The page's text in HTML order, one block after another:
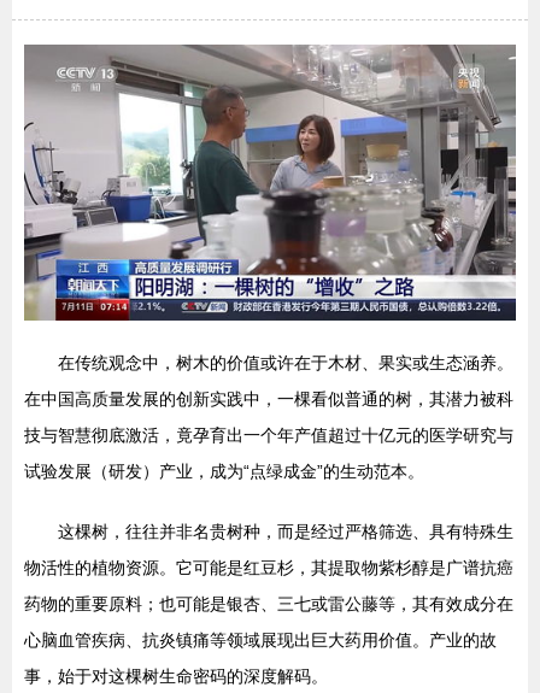
在传统观念中，树木的价值或许在于木材、果实或生态涵养。
在中国高质量发展的创新实践中，一棵看似普通的树，其潜力被科
技与智慧彻底激活，竟孕育出一个年产值超过十亿元的医学研究与
试验发展（研发）产业，成为“点绿成金”的生动范本。
这棵树，往往并非名贵树种，而是经过严格筛选、具有特殊生
物活性的植物资源。它可能是红豆杉，其提取物紫杉醇是广谱抗癌
药物的重要原料；也可能是银杏、三七或雷公藤等，其有效成分在
心脑血管疾病、抗炎镇痛等领域展现出巨大药用价值。产业的故
事，始于对这棵树生命密码的深度解码。